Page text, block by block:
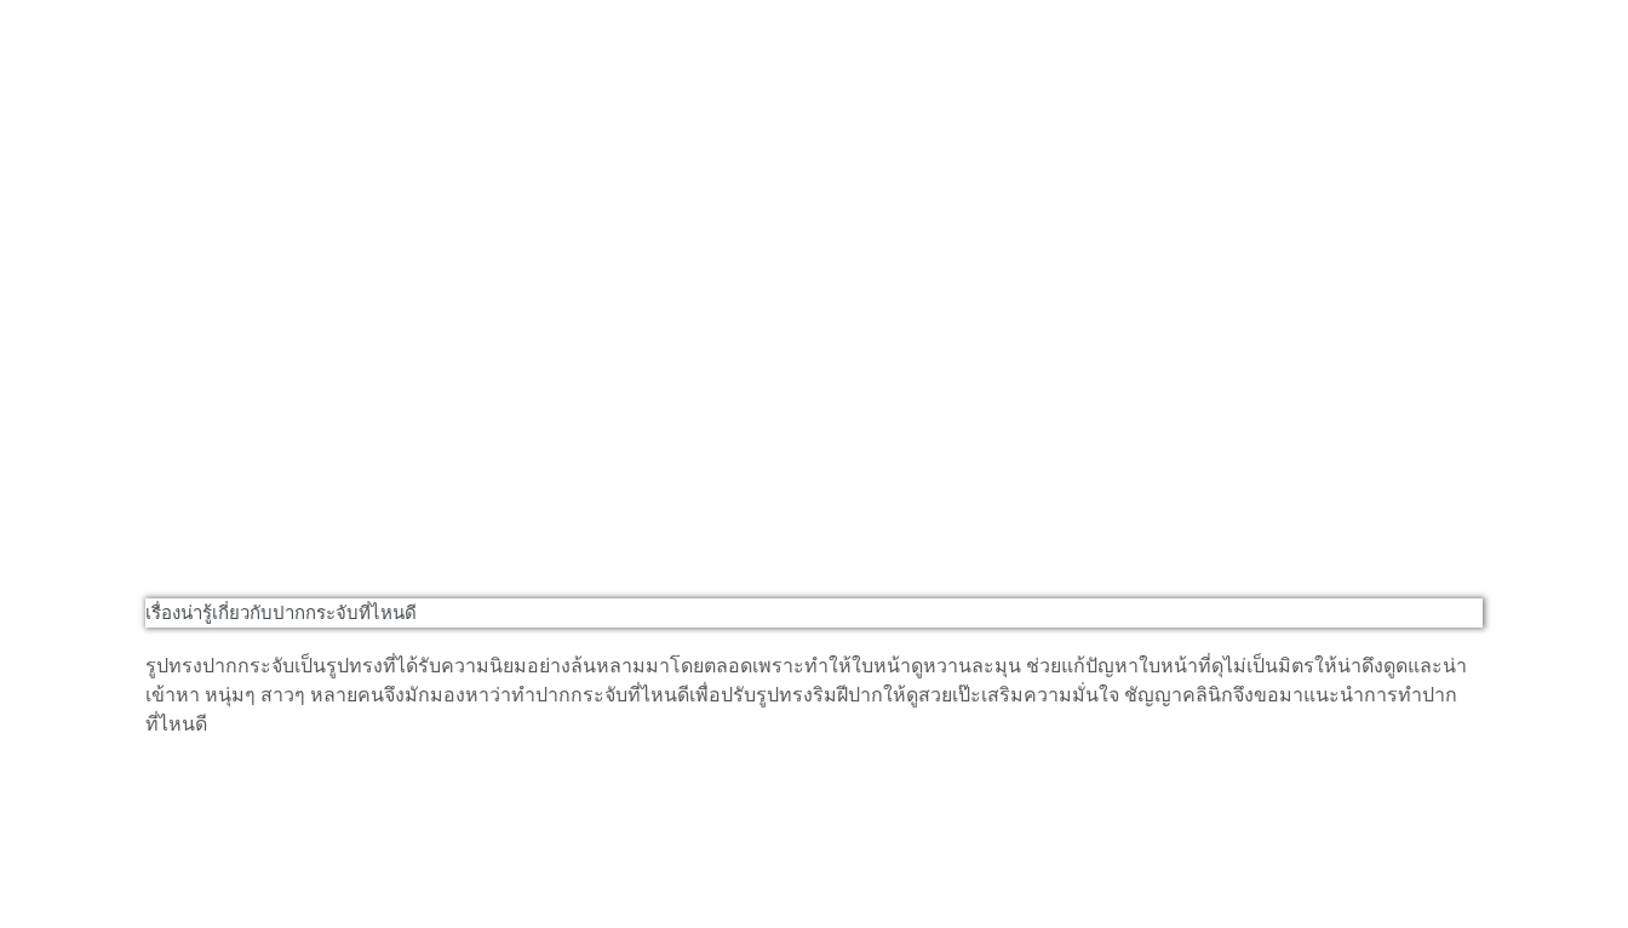
เรื่องน่ารู้เกี่ยวกับปากกระจับที่ไหนดี
รูปทรงปากกระจับเป็นรูปทรงที่ได้รับความนิยมอย่างล้นหลามมาโดยตลอดเพราะทำให้ใบหน้าดูหวานละมุน ช่วยแก้ปัญหาใบหน้าที่ดุไม่เป็นมิตรให้น่าดึงดูดและน่า
เข้าหา หนุ่มๆ สาวๆ หลายคนจึงมักมองหาว่าทำปากกระจับที่ไหนดีเพื่อปรับรูปทรงริมฝีปากให้ดูสวยเป๊ะเสริมความมั่นใจ ชัญญาคลินิกจึงขอมาแนะนำการทำปาก
ที่ไหนดี